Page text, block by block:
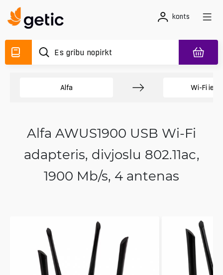
konts
Alfa Wi-Fi
Alfa AWUS1900 USB Wi‑Fi
adapteris, divjoslu 802.11ac,
1900 Mb/s, 4 antenas